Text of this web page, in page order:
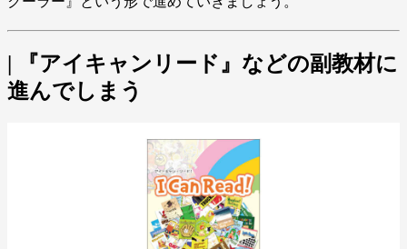
| 『アイキャンリード』などの副教材に
進んでしまう